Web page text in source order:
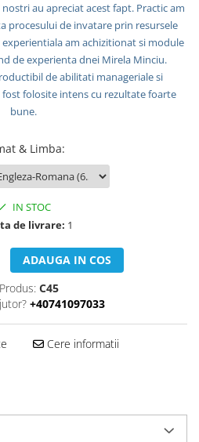
SI
SI
SI
/
au apreciat acest fapt. Practic am
procesului de invatare prin resursele
am achizitionat si module
de experienta dnei Mirela Minciu.
de abilitati manageriale si
folosite intens cu rezultate foarte
bune.
& Limba:
IN STOC
de livrare: 1
ADAUGA IN COS
C45
+40741097033
Cere informatii